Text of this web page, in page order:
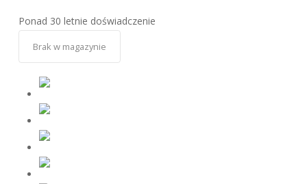
Ponad 30 letnie doświadczenie
Brak w magazynie